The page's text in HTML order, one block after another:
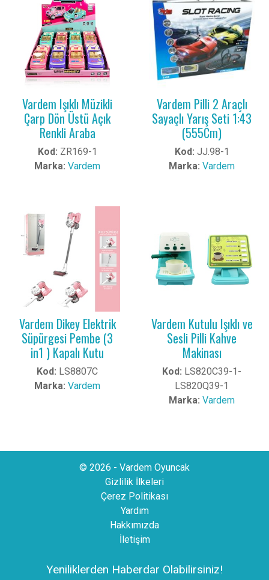
Vardem Işıklı Müzikli
Çarp Dön Üstü Açık
Renkli Araba
Kod: ZR169-1
Marka: Vardem
Vardem Pilli 2 Araçlı
Sayaçlı Yarış Seti 1:43
(555Cm)
Kod: JJ.98-1
Marka: Vardem
Vardem Dikey Elektrik
Süpürgesi Pembe (3
in1 ) Kapalı Kutu
Kod: LS8807C
Marka: Vardem
Vardem Kutulu Işıklı ve
Sesli Pilli Kahve
Makinası
Kod: LS820C39-1-
LS820Q39-1
Marka: Vardem
© 2026 - Vardem Oyuncak
Gizlilik İlkeleri
Çerez Politikası
Yardım
Hakkımızda
İletişim
Yeniliklerden Haberdar Olabilirsiniz!